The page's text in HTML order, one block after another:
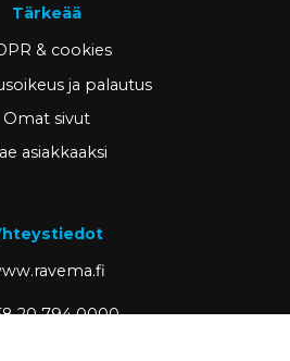
Tärkeää
& cookies
ja palautus
Omat sivut
asiakkaaksi
20 794 0000